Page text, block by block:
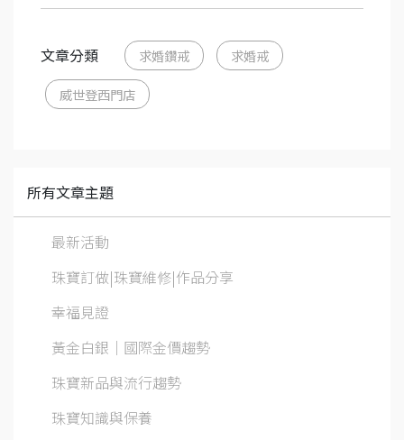
文章分類 求婚鑽戒 求婚戒
威世登西門店
所有文章主題
最新活動
珠寶訂做|珠寶維修|作品分享
幸福見證
黃金白銀│國際金價趨勢
珠寶新品與流行趨勢
珠寶知識與保養